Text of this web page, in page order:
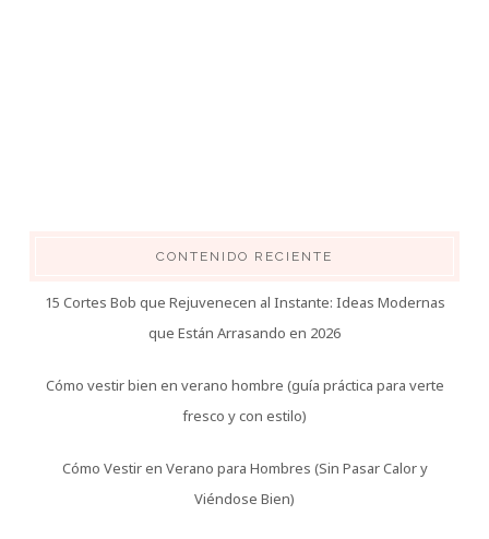
CONTENIDO RECIENTE
15 Cortes Bob que Rejuvenecen al Instante: Ideas Modernas
que Están Arrasando en 2026
Cómo vestir bien en verano hombre (guía práctica para verte
fresco y con estilo)
Cómo Vestir en Verano para Hombres (Sin Pasar Calor y
Viéndose Bien)